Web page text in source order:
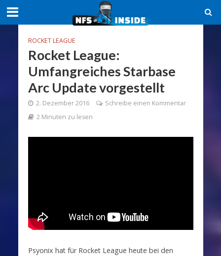
ROCKET LEAGUE
Rocket League:
Umfangreiches Starbase
Arc Update vorgestellt
2. Dezember 2016
Schreibe einen Kommentar
2 Minuten zu lesen
Psyonix hat für Rocket League heute bei den